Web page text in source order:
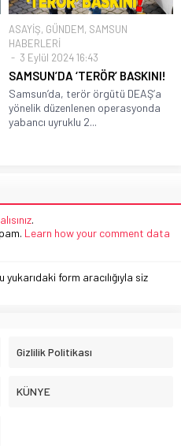
ASAYİŞ, GÜNDEM, SAMSUN
HABERLERİ
3 Eylül 2024 16:43
SAMSUN’DA ‘TERÖR’ BASKINI!
Samsun’da, terör örgütü DEAŞ’a
yönelik düzenlenen operasyonda
yabancı uyruklu 2...
.
Learn how your comment data
yukarıdaki form aracılığıyla siz
Gizlilik Politikası
KÜNYE